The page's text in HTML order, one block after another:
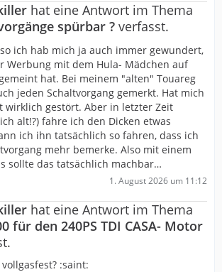
hat eine Antwort im Thema
spürbar ? verfasst.
ich hab mich ja auch immer gewundert,
Werbung mit dem Hula- Mädchen auf
hat. Bei meinem "alten" Touareg
jeden Schaltvorgang gemerkt. Hat mich
wirklich gestört. Aber in letzter Zeit
alt!?) fahre ich den Dicken etwas
ich ihn tatsächlich so fahren, dass ich
mehr bemerke. Also mit einem
sollte das tatsächlich machbar…
1. August 2026 um 11:12
hat eine Antwort im Thema
für den 240PS TDI CASA- Motor
:saint: